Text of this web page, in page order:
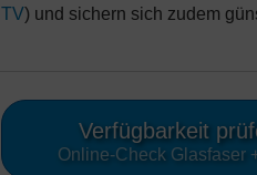
TV) und sichern sich zudem
Verfügbarkeit
Online-Check Glasfaser +